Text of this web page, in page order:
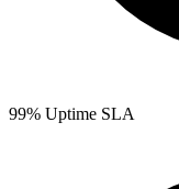
99% Uptime SLA